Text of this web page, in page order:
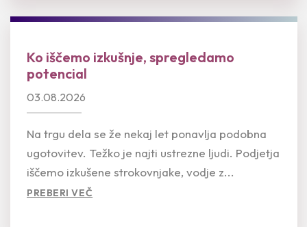
Ko iščemo izkušnje, spregledamo
potencial
03.08.2026
Na trgu dela se že nekaj let ponavlja podobna
ugotovitev. Težko je najti ustrezne ljudi. Podjetja
iščemo izkušene strokovnjake, vodje z...
PREBERI VEČ